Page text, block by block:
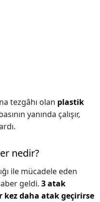
tezgâhı olan plastik
yanında çalışır,
nedir?
ile mücadele eden
geldi. 3 atak
kez daha atak geçirirse